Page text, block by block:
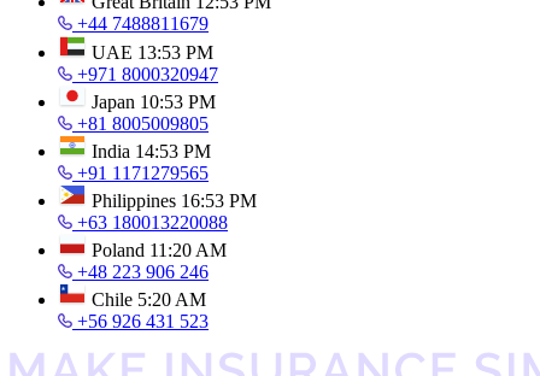
+44 7488811679
UAE 13:53 PM
+971 8000320947
Japan 10:53 PM
+81 8005009805
India 14:53 PM
+91 1171279565
Philippines 16:53 PM
+63 180013220088
Poland 11:20 AM
+48 223 906 246
Chile 5:20 AM
+56 926 431 523